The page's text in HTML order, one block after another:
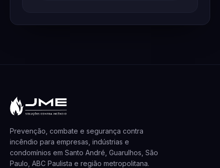
Prevenção, combate e segurança contra
incêndio para empresas, indústrias e
condomínios em Santo André, Guarulhos, São
Paulo, ABC Paulista e região metropolitana.